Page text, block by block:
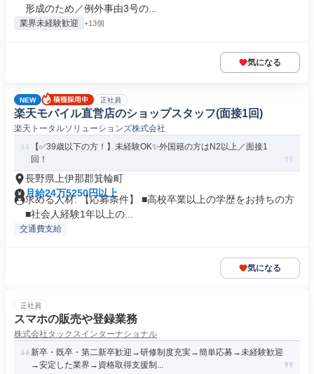
形成のため／例外事由3号の...
業界未経験歓迎 +13個
気になる
NEW 正社員
楽天モバイル直営店のショップスタッフ(面接1回)
楽天トータルソリューションズ株式会社
【✅39歳以下の方！】未経験OK✨外国籍の方はN2以上／面接1
回！
長野県上伊那郡箕輪町
月給24万5250円以上
求める人材: 【応募条件】 ■高校卒業以上の学歴をお持ちの方
■社会人経験1年以上の...
交通費支給
気になる
正社員
スマホの販売や登録業務
株式会社タックスインターナショナル
新卒・既卒・第二新卒歓迎→研修制度充実→簡単応募→未経験歓迎
→安定した業界→資格取得支援制...